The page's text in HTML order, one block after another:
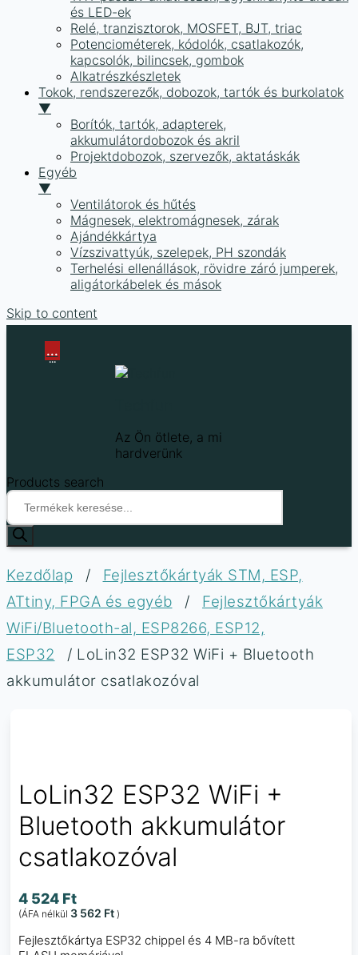
és LED-ek
Relé, tranzisztorok, MOSFET, BJT, triac
Potenciométerek, kódolók, csatlakozók,
kapcsolók, bilincsek, gombok
Alkatrészkészletek
Tokok, rendszerezők, dobozok, tartók és burkolatok
▼
Borítók, tartók, adapterek,
akkumulátordobozok és akril
Projektdobozok, szervezők, aktatáskák
Egyéb
▼
Ventilátorok és hűtés
Mágnesek, elektromágnesek, zárak
Ajándékkártya
Vízszivattyúk, szelepek, PH szondák
Terhelési ellenállások, rövidre záró jumperek,
aligátorkábelek és mások
Skip to content
Az Ön ötlete, a mi
hardverünk
Products search
...
...
Kezdőlap /
Fejlesztőkártyák STM, ESP,
ATtiny, FPGA és egyéb
/
Fejlesztőkártyák
WiFi/Bluetooth-al, ESP8266, ESP12,
ESP32
/ LoLin32 ESP32 WiFi + Bluetooth
akkumulátor csatlakozóval
LoLin32 ESP32 WiFi +
Bluetooth akkumulátor
csatlakozóval
4 524 Ft
(ÁFA nélkül 3 562 Ft )
Fejlesztőkártya ESP32 chippel és 4 MB-ra bővített